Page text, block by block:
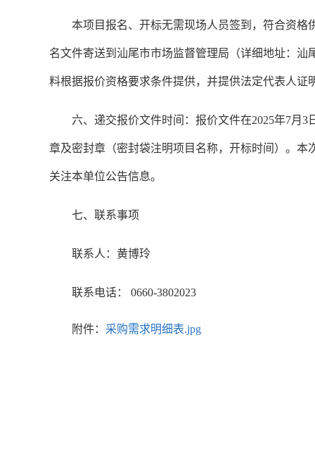
本项目报名、开标无需现场人员签到，符合资格
名文件寄送到汕尾市市场监督管理局（详细地址：汕
料根据报价资格要求条件提供，并提供法定代表人
六、递交报价文件时间：报价文件在2025年7月
章及密封章（密封袋注明项目名称，开标时间）。
关注本单位公告信息。
七、联系事项
联系人：黄博玲
联系电话： 0660-3802023
附件： 采购需求明细表.jpg